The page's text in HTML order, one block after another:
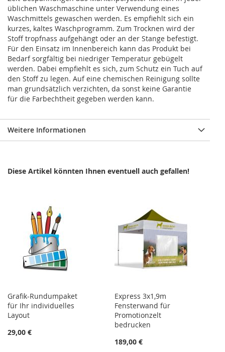
üblichen Waschmaschine unter Verwendung eines
Waschmittels gewaschen werden. Es empfiehlt sich ein
kurzes, kaltes Waschprogramm. Zum Trocknen wird der
Stoff tropfnass aufgehängt oder an der Stange befestigt.
Für den Einsatz im Innenbereich kann das Produkt bei
Bedarf sorgfältig bei niedriger Temperatur gebügelt
werden. Dabei empfiehlt es sich, zum Schutz ein Tuch auf
den Stoff zu legen. Auf eine chemischen Reinigung sollte
man grundsätzlich verzichten, da sonst keine Garantie
für die Farbechtheit gegeben werden kann.
Weitere Informationen
Diese Artikel könnten Ihnen eventuell auch gefallen!
Grafik-Rundumpaket
für Ihr individuelles
Layout
29,00 €
Express 3x1,9m
Fensterwand für
Promotionzelt
bedrucken
189,00 €